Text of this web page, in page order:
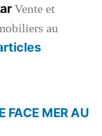
Vente et
au
:
FACE MER AU